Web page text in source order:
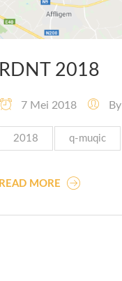
RDNT 2018
7 Mei 2018 By
2018 q-muqic
READ MORE